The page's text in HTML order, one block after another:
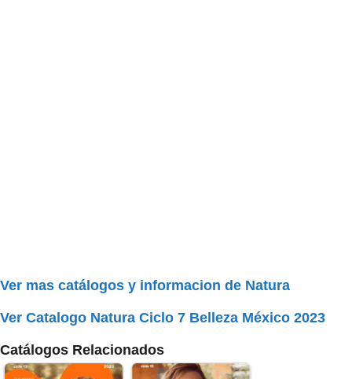
Ver mas catálogos y informacion de Natura
Ver Catalogo Natura Ciclo 7 Belleza México 2023
Catálogos Relacionados